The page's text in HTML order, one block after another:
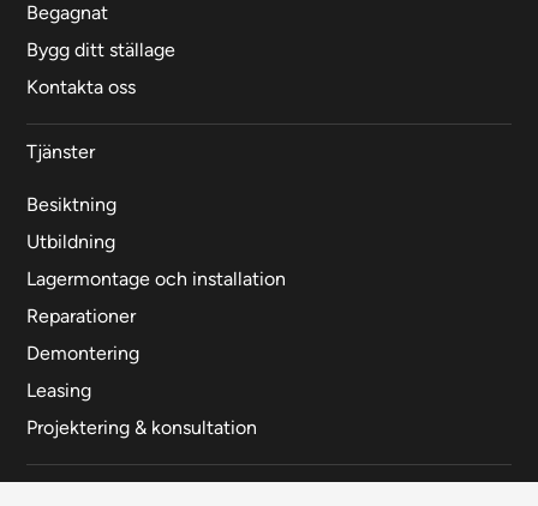
Begagnat
Bygg ditt ställage
Kontakta oss
Tjänster
Besiktning
Utbildning
Lagermontage och installation
Reparationer
Demontering
Leasing
Projektering & konsultation